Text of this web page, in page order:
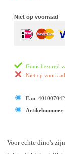
Niet op voorraad
Gratis bezorgd
Niet op
Ean:
Artikelnummer:
Voor echte dino's